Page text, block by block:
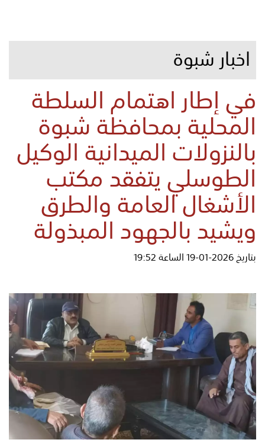
اخبار شبوة
في إطار اهتمام السلطة
المحلية بمحافظة شبوة
بالنزولات الميدانية الوكيل
الطوسلي يتفقد مكتب
الأشغال العامة والطرق
ويشيد بالجهود المبذولة
بتاريخ 2026-01-19 الساعة 19:52